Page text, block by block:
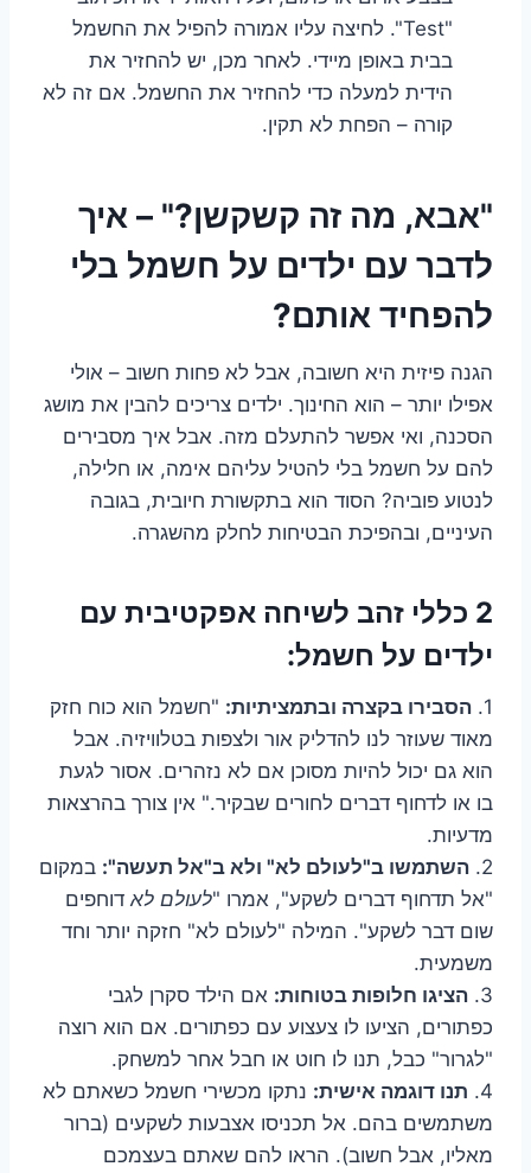
"Test". לחיצה עליו אמורה להפיל את החשמל
בבית באופן מיידי. לאחר מכן, יש להחזיר את
הידית למעלה כדי להחזיר את החשמל. אם זה לא
קורה – הפחת לא תקין.
"אבא, מה זה קשקשן?" – איך
לדבר עם ילדים על חשמל בלי
להפחיד אותם?
הגנה פיזית היא חשובה, אבל לא פחות חשוב – אולי
אפילו יותר – הוא החינוך. ילדים צריכים להבין את מושג
הסכנה, ואי אפשר להתעלם מזה. אבל איך מסבירים
להם על חשמל בלי להטיל עליהם אימה, או חלילה,
לנטוע פוביה? הסוד הוא בתקשורת חיובית, בגובה
העיניים, ובהפיכת הבטיחות לחלק מהשגרה.
2 כללי זהב לשיחה אפקטיבית עם
ילדים על חשמל:
1. הסבירו בקצרה ובתמציתיות: "חשמל הוא כוח חזק
מאוד שעוזר לנו להדליק אור ולצפות בטלוויזיה. אבל
הוא גם יכול להיות מסוכן אם לא נזהרים. אסור לגעת
בו או לדחוף דברים לחורים שבקיר." אין צורך בהרצאות
מדעיות.
2. השתמשו ב"לעולם לא" ולא ב"אל תעשה": במקום
"אל תדחוף דברים לשקע", אמרו "לעולם לא דוחפים
שום דבר לשקע". המילה "לעולם לא" חזקה יותר וחד
משמעית.
3. הציגו חלופות בטוחות: אם הילד סקרן לגבי
כפתורים, הציעו לו צעצוע עם כפתורים. אם הוא רוצה
"לגרור" כבל, תנו לו חוט או חבל אחר למשחק.
4. תנו דוגמה אישית: נתקו מכשירי חשמל כשאתם לא
משתמשים בהם. אל תכניסו אצבעות לשקעים (ברור
מאליו, אבל חשוב). הראו להם שאתם בעצמכם